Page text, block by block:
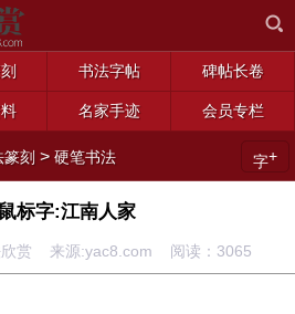
书法字帖 碑帖长卷
名家手迹 会员专栏
篆刻 >硬笔书法 字+
标字:江南人家
赏 来源:yac8.com 阅读： 3065